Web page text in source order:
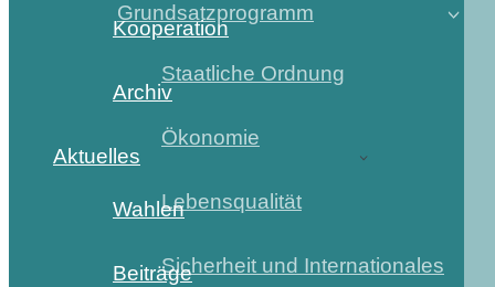
Grundsatzprogramm
Staatliche Ordnung
Ökonomie
Lebensqualität
Sicherheit und Internationales
Kooperation
Archiv
Aktuelles
Wahlen
Beiträge